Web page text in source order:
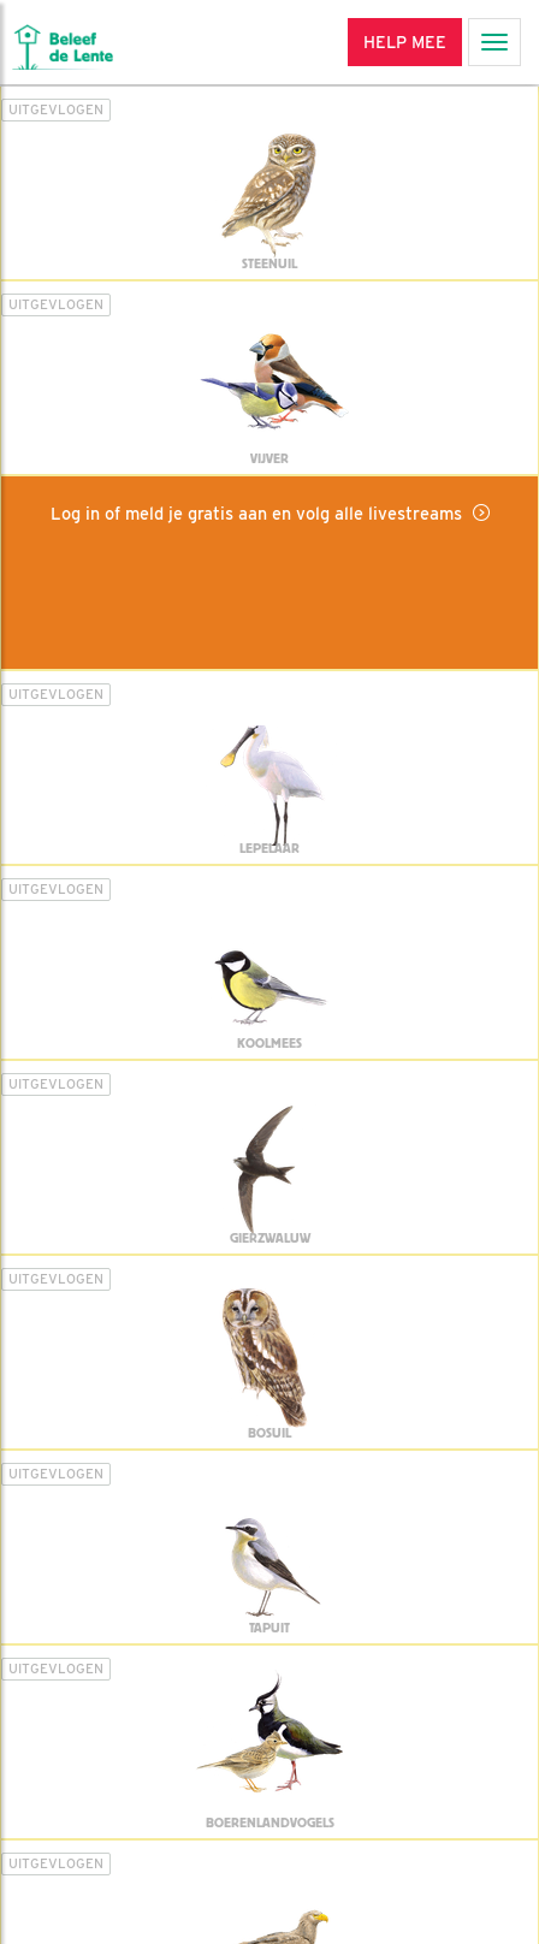
HELP MEE
UITGEVLOGEN
STEENUIL
UITGEVLOGEN
VIJVER
Log in of meld je gratis aan en volg alle livestreams
UITGEVLOGEN
LEPELAAR
UITGEVLOGEN
KOOLMEES
UITGEVLOGEN
GIERZWALUW
UITGEVLOGEN
BOSUIL
UITGEVLOGEN
TAPUIT
UITGEVLOGEN
BOERENLANDVOGELS
UITGEVLOGEN